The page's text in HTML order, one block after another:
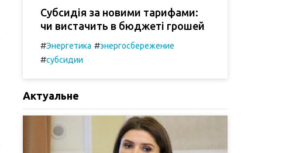
Субсидія за новими тарифами:
чи вистачить в бюджеті грошей
#Энергетика #энергосбережение
#субсидии
Актуальне